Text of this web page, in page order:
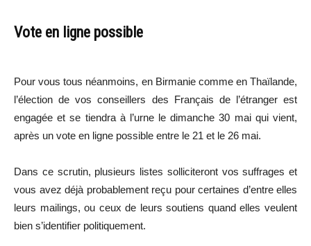
Vote en ligne possible
Pour vous tous néanmoins, en Birmanie comme en Thaïlande,
l’élection de vos conseillers des Français de l’étranger est
engagée et se tiendra à l’urne le dimanche 30 mai qui vient,
après un vote en ligne possible entre le 21 et le 26 mai.
Dans ce scrutin, plusieurs listes solliciteront vos suffrages et
vous avez déjà probablement reçu pour certaines d’entre elles
leurs mailings, ou ceux de leurs soutiens quand elles veulent
bien s’identifier politiquement.